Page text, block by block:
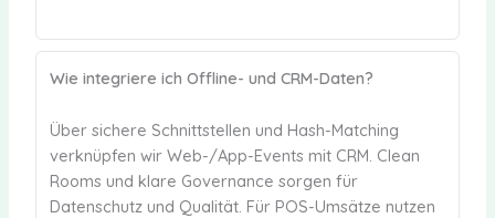
Wie integriere ich Offline- und CRM-Daten?
Über sichere Schnittstellen und Hash-Matching
verknüpfen wir Web-/App-Events mit CRM. Clean
Rooms und klare Governance sorgen für
Datenschutz und Qualität. Für POS-Umsätze nutzen